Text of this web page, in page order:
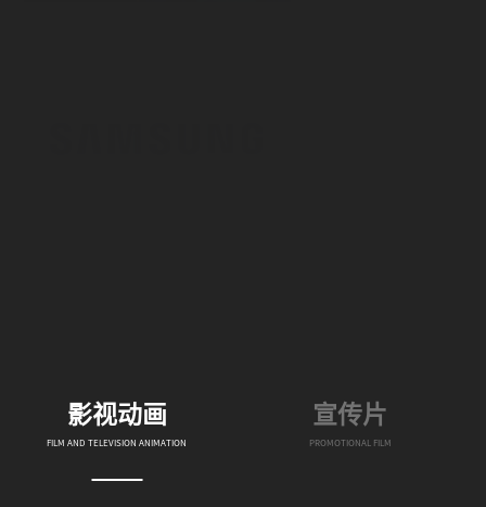
影视动画
FILM AND TELEVISION ANIMATION
宣传片
PROMOTIONAL FILM